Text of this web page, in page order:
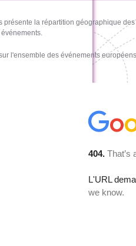
présente la répartition géographique
l'ensemble des événements